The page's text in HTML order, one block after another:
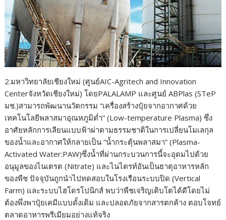
2.มหาวิทยาลัยเชียงใหม่ (ศูนย์AIC-Agritech and Innovation
Centerจังหวัดเชียงใหม่) โดยPALALAMP และศูนย์ ABPlas (STeP
มช.)สามารถพัฒนานวัตกรรม “เครื่องสร้างปุ๋ยจากอากาศด้วย
เทคโนโลยีพลาสมาอุณหภูมิต่ำ” (Low-temperature Plasma) ซึ่ง
อาศัยหลักการเลียนแบบฟ้าผ่าตามธรรมชาติในการเปลี่ยนโมเลกุล
ของน้ำและอากาศให้กลายเป็น “น้ำกระตุ้นพลาสมา” (Plasma-
Activated Water:PAW)ซึ่งน้ำที่ผ่านกระบวนการนี้จะอุดมไปด้วย
อนุมูลของไนเตรต (Nitrate) และไนไตรท์อันเป็นธาตุอาหารหลัก
ของพืช ปัจจุบันถูกนำไปทดสอบในโรงเรือนระบบปิด (Vertical
Farm) และระบบไฮโดรโปนิกส์ พบว่าพืชเจริญเติบโตได้ดีโดยไม่
ต้องพึ่งพาปุ๋ยเคมีแบบดั้งเดิม และปลอดภัยจากสารตกค้าง ตอบโจทย์
ตลาดอาหารพรีเมียมอย่างแท้จริง